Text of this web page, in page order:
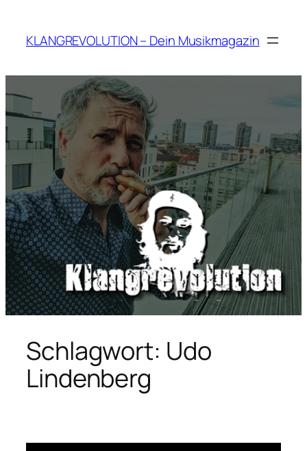
springen
KLANGREVOLUTION – Dein Musikmagazin
Schlagwort: Udo
Lindenberg